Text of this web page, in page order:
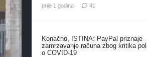
prije 1 godina 41
Konačno, ISTINA: PayPal priznaje
zamrzavanje računa zbog kritika
o COVID-19